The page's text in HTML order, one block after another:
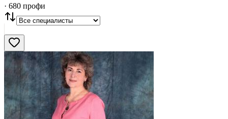
Нашли 680
Сбросить
· 680 профи